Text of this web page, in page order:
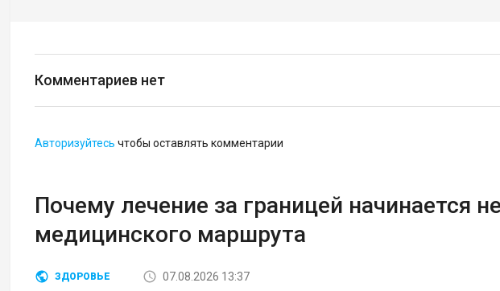
Комментариев нет
Авторизуйтесь чтобы оставлять комментарии
Почему лечение за границей начинается
медицинского маршрута
ЗДОРОВЬЕ 07.08.2026 13:37